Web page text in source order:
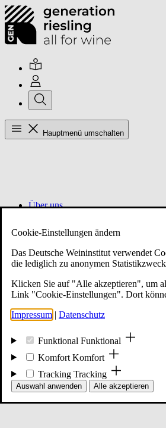
Hauptmenü umschalten
Über uns
Mitglieder
Mitglied werden
Events
Unsere Meldungen
Cookie-Einstellungen ändern
Das Deutsche Weininstitut verwendet
die lediglich zu anonymen
Klicken Sie auf "Alle akzeptieren", um
Link "Cookie-Einstellungen". Dort
Impressum | Datenschutz
Funktional Funktional
Komfort Komfort
Tracking Tracking
Auswahl anwenden Alle akzeptieren